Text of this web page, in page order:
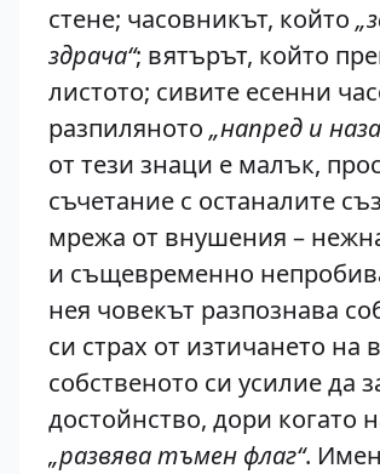
стене; часовникът, който
здрача“; вятърът, който
листото; сивите есенни
разпиляното „напред и
от тези знаци е малък,
съчетание с останалите
мрежа от внушения –
и същевременно
нея човекът разпознава
си страх от изтичането на
собственото си усилие да
достойнство, дори когато
„развява тъмен флаг“.